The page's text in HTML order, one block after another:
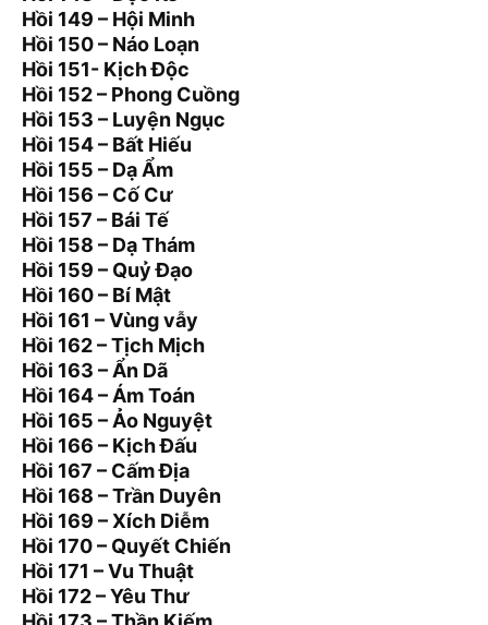
Hồi 149 – Hội Minh
Hồi 150 – Náo Loạn
Hồi 151- Kịch Độc
Hồi 152 – Phong Cuồng
Hồi 153 – Luyện Ngục
Hồi 154 – Bất Hiếu
Hồi 155 – Dạ Ẩm
Hồi 156 – Cố Cư
Hồi 157 – Bái Tế
Hồi 158 – Dạ Thám
Hồi 159 – Quỷ Đạo
Hồi 160 – Bí Mật
Hồi 161 – Vùng vẫy
Hồi 162 – Tịch Mịch
Hồi 163 – Ẩn Dã
Hồi 164 – Ám Toán
Hồi 165 – Ảo Nguyệt
Hồi 166 – Kịch Đấu
Hồi 167 – Cấm Địa
Hồi 168 – Trần Duyên
Hồi 169 – Xích Diễm
Hồi 170 – Quyết Chiến
Hồi 171 – Vu Thuật
Hồi 172 – Yêu Thư